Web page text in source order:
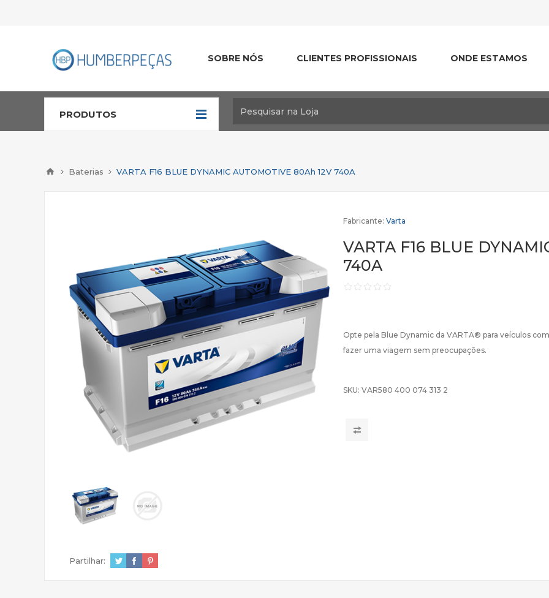
SOBRE NÓS CLIENTES PROFISSIONAIS ONDE ESTAMOS
PRODUTOS
Baterias VARTA F16 BLUE DYNAMIC AUTOMOTIVE 80Ah 12V 740A
Fabricante: Varta
VARTA F16 BLUE
740A
Opte pela Blue Dynamic da VARTA® para veículos
fazer uma viagem sem preocupações.
SKU: VAR580 400 074 313 2
Partilhar: